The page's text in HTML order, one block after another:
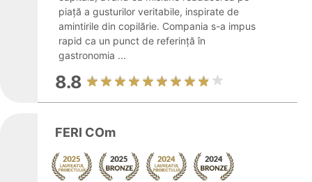
piață a gusturilor veritabile, inspirate de
amintirile din copilărie. Compania s-a impus
rapid ca un punct de referință în
gastronomia ...
8.8
FERI COm